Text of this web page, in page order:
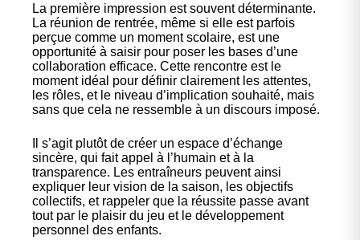
La première impression est souvent déterminante.
La réunion de rentrée, même si elle est parfois
perçue comme un moment scolaire, est une
opportunité à saisir pour poser les bases d’une
collaboration efficace. Cette rencontre est le
moment idéal pour définir clairement les attentes,
les rôles, et le niveau d’implication souhaité, mais
sans que cela ne ressemble à un discours imposé.
Il s’agit plutôt de créer un espace d’échange
sincère, qui fait appel à l’humain et à la
transparence. Les entraîneurs peuvent ainsi
expliquer leur vision de la saison, les objectifs
collectifs, et rappeler que la réussite passe avant
tout par le plaisir du jeu et le développement
personnel des enfants.